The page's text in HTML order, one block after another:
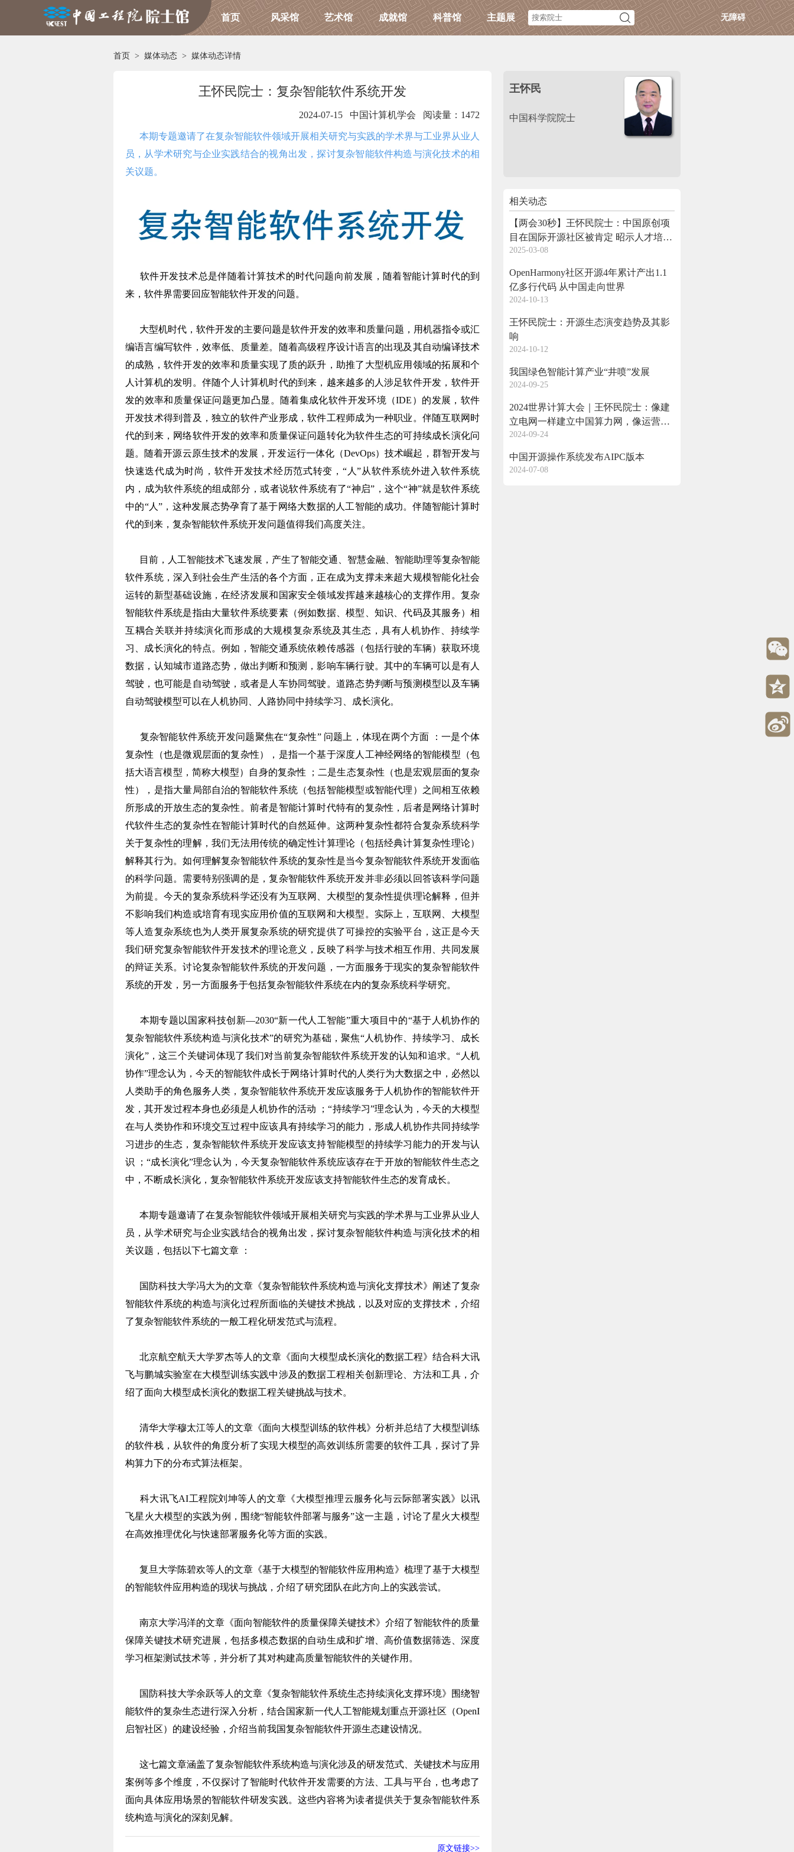
首页 风采馆 艺术馆 成就馆 科普馆 主题展 无障碍
首页 > 媒体动态 > 媒体动态详情
王怀民院士：复杂智能软件系统开发
2024-07-15 中国计算机学会 阅读量：1472
本期专题邀请了在复杂智能软件领域开展相关研究与实践的学术界与工业界从业人
员，从学术研究与企业实践结合的视角出发，探讨复杂智能软件构造与演化技术的相
关议题。
软件开发技术总是伴随着计算技术的时代问题向前发展，随着智能计算时代的到
来，软件界需要回应智能软件开发的问题。
大型机时代，软件开发的主要问题是软件开发的效率和质量问题，用机器指令或汇
编语言编写软件，效率低、质量差。随着高级程序设计语言的出现及其自动编译技术
的成熟，软件开发的效率和质量实现了质的跃升，助推了大型机应用领域的拓展和个
人计算机的发明。伴随个人计算机时代的到来，越来越多的人涉足软件开发，软件开
发的效率和质量保证问题更加凸显。随着集成化软件开发环境（IDE）的发展，软件
开发技术得到普及，独立的软件产业形成，软件工程师成为一种职业。伴随互联网时
代的到来，网络软件开发的效率和质量保证问题转化为软件生态的可持续成长演化问
题。随着开源云原生技术的发展，开发运行一体化（DevOps）技术崛起，群智开发与
快速迭代成为时尚，软件开发技术经历范式转变，“人”从软件系统外进入软件系统
内，成为软件系统的组成部分，或者说软件系统有了“神启”，这个“神”就是软件系统
中的“人”，这种发展态势孕育了基于网络大数据的人工智能的成功。伴随智能计算时
代的到来，复杂智能软件系统开发问题值得我们高度关注。
目前，人工智能技术飞速发展，产生了智能交通、智慧金融、智能助理等复杂智能
软件系统，深入到社会生产生活的各个方面，正在成为支撑未来超大规模智能化社会
运转的新型基础设施，在经济发展和国家安全领域发挥越来越核心的支撑作用。复杂
智能软件系统是指由大量软件系统要素（例如数据、模型、知识、代码及其服务）相
互耦合关联并持续演化而形成的大规模复杂系统及其生态，具有人机协作、持续学
习、成长演化的特点。例如，智能交通系统依赖传感器（包括行驶的车辆）获取环境
数据，认知城市道路态势，做出判断和预测，影响车辆行驶。其中的车辆可以是有人
驾驶，也可能是自动驾驶，或者是人车协同驾驶。道路态势判断与预测模型以及车辆
自动驾驶模型可以在人机协同、人路协同中持续学习、成长演化。
复杂智能软件系统开发问题聚焦在“复杂性” 问题上，体现在两个方面 ：一是个体
复杂性（也是微观层面的复杂性），是指一个基于深度人工神经网络的智能模型（包
括大语言模型，简称大模型）自身的复杂性 ；二是生态复杂性（也是宏观层面的复杂
性），是指大量局部自治的智能软件系统（包括智能模型或智能代理）之间相互依赖
所形成的开放生态的复杂性。前者是智能计算时代特有的复杂性，后者是网络计算时
代软件生态的复杂性在智能计算时代的自然延伸。这两种复杂性都符合复杂系统科学
关于复杂性的理解，我们无法用传统的确定性计算理论（包括经典计算复杂性理论）
解释其行为。如何理解复杂智能软件系统的复杂性是当今复杂智能软件系统开发面临
的科学问题。需要特别强调的是，复杂智能软件系统开发并非必须以回答该科学问题
为前提。今天的复杂系统科学还没有为互联网、大模型的复杂性提供理论解释，但并
不影响我们构造或培育有现实应用价值的互联网和大模型。实际上，互联网、大模型
等人造复杂系统也为人类开展复杂系统的研究提供了可操控的实验平台，这正是今天
我们研究复杂智能软件开发技术的理论意义，反映了科学与技术相互作用、共同发展
的辩证关系。讨论复杂智能软件系统的开发问题，一方面服务于现实的复杂智能软件
系统的开发，另一方面服务于包括复杂智能软件系统在内的复杂系统科学研究。
本期专题以国家科技创新—2030“新一代人工智能”重大项目中的“基于人机协作的
复杂智能软件系统构造与演化技术”的研究为基础，聚焦“人机协作、持续学习、成长
演化”，这三个关键词体现了我们对当前复杂智能软件系统开发的认知和追求。“人机
协作”理念认为，今天的智能软件成长于网络计算时代的人类行为大数据之中，必然以
人类助手的角色服务人类，复杂智能软件系统开发应该服务于人机协作的智能软件开
发，其开发过程本身也必须是人机协作的活动 ；“持续学习”理念认为，今天的大模型
在与人类协作和环境交互过程中应该具有持续学习的能力，形成人机协作共同持续学
习进步的生态，复杂智能软件系统开发应该支持智能模型的持续学习能力的开发与认
识 ；“成长演化”理念认为，今天复杂智能软件系统应该存在于开放的智能软件生态之
中，不断成长演化，复杂智能软件系统开发应该支持智能软件生态的发育成长。
本期专题邀请了在复杂智能软件领域开展相关研究与实践的学术界与工业界从业人
员，从学术研究与企业实践结合的视角出发，探讨复杂智能软件构造与演化技术的相
关议题，包括以下七篇文章 ：
国防科技大学冯大为的文章《复杂智能软件系统构造与演化支撑技术》阐述了复杂
智能软件系统的构造与演化过程所面临的关键技术挑战，以及对应的支撑技术，介绍
了复杂智能软件系统的一般工程化研发范式与流程。
北京航空航天大学罗杰等人的文章《面向大模型成长演化的数据工程》结合科大讯
飞与鹏城实验室在大模型训练实践中涉及的数据工程相关创新理论、方法和工具，介
绍了面向大模型成长演化的数据工程关键挑战与技术。
清华大学穆太江等人的文章《面向大模型训练的软件栈》分析并总结了大模型训练
的软件栈，从软件的角度分析了实现大模型的高效训练所需要的软件工具，探讨了异
构算力下的分布式算法框架。
科大讯飞AI工程院刘坤等人的文章《大模型推理云服务化与云际部署实践》以讯
飞星火大模型的实践为例，围绕“智能软件部署与服务”这一主题，讨论了星火大模型
在高效推理优化与快速部署服务化等方面的实践。
复旦大学陈碧欢等人的文章《基于大模型的智能软件应用构造》梳理了基于大模型
的智能软件应用构造的现状与挑战，介绍了研究团队在此方向上的实践尝试。
南京大学冯洋的文章《面向智能软件的质量保障关键技术》介绍了智能软件的质量
保障关键技术研究进展，包括多模态数据的自动生成和扩增、高价值数据筛选、深度
学习框架测试技术等，并分析了其对构建高质量智能软件的关键作用。
国防科技大学余跃等人的文章《复杂智能软件系统生态持续演化支撑环境》围绕智
能软件的复杂生态进行深入分析，结合国家新一代人工智能规划重点开源社区（OpenI
启智社区）的建设经验，介绍当前我国复杂智能软件开源生态建设情况。
这七篇文章涵盖了复杂智能软件系统构造与演化涉及的研发范式、关键技术与应用
案例等多个维度，不仅探讨了智能时代软件开发需要的方法、工具与平台，也考虑了
面向具体应用场景的智能软件研发实践。这些内容将为读者提供关于复杂智能软件系
统构造与演化的深刻见解。
原文链接>>
王怀民
中国科学院院士
相关动态
【两会30秒】王怀民院士：中国原创项
目在国际开源社区被肯定 昭示人才培养
新模式
2025-03-08
OpenHarmony社区开源4年累计产出1.1
亿多行代码 从中国走向世界
2024-10-13
王怀民院士：开源生态演变趋势及其影
响
2024-10-12
我国绿色智能计算产业“井喷”发展
2024-09-25
2024世界计算大会｜王怀民院士：像建
立电网一样建立中国算力网，像运营互
联网一样运营算力网
2024-09-24
中国开源操作系统发布AIPC版本
2024-07-08